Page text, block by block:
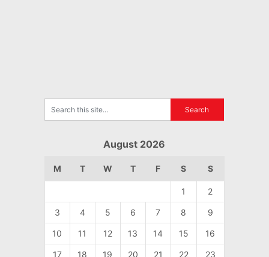
August 2026
M T W T F S S
1 2
3 4 5 6 7 8 9
10 11 12 13 14 15 16
17 18 19 20 21 22 23